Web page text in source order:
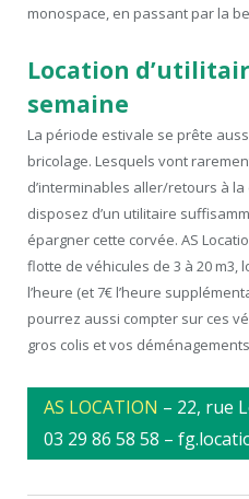
monospace, en passant par la
Location
semaine
La période estivale se prête
bricolage. Lesquels vont
d’interminables aller/retours à
disposez d’un utilitaire
épargner cette corvée. AS
flotte de véhicules de 3 à 20 m3,
l’heure (et 7€ l’heure
pourrez aussi compter sur ces
gros colis et vos
AS LOCATION – 22, rue
03 29 86 58 58 –